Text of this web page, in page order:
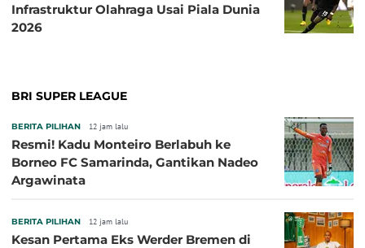
Infrastruktur Olahraga Usai Piala Dunia
2026
BRI SUPER LEAGUE
BERITA PILIHAN 12 jam lalu
Resmi! Kadu Monteiro Berlabuh ke
Borneo FC Samarinda, Gantikan Nadeo
Argawinata
BERITA PILIHAN 12 jam lalu
Kesan Pertama Eks Werder Bremen di